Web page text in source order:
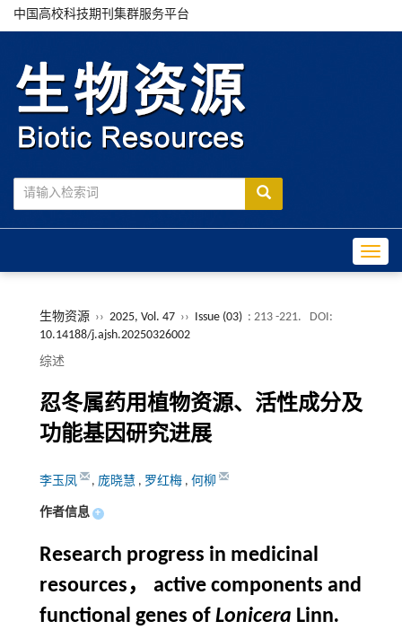
中国高校科技期刊集群服务平台
生物资源 ›› 2025, Vol. 47 ›› Issue (03) : 213 -221.
DOI:
10.14188/j.ajsh.20250326002
综述
忍冬属药用植物资源、活性成分及
功能基因研究进展
李玉凤 , 庞晓慧 , 罗红梅 , 何柳
作者信息 +
Research progress in medicinal
resources， active components and
functional genes of Lonicera Linn.